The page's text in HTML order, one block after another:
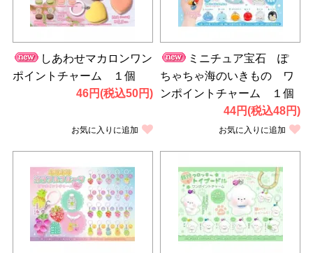
しあわせマカロンワン
ポイントチャーム １個
46円(税込50円)
お気に入りに追加
ミニチュア宝石 ぽ
ちゃちゃ海のいきもの ワ
ンポイントチャーム １個
44円(税込48円)
お気に入りに追加